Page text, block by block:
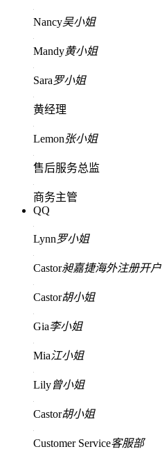
Nancy吴小姐
Mandy黄小姐
Sara罗小姐
黄经理
Lemon张小姐
售后服务总监
商务主管
QQ
Lynn罗小姐
Castor昶嘉捷海外注册开户
Castor胡小姐
Gia李小姐
Mia江小姐
Lily曾小姐
Castor胡小姐
Customer Service客服部